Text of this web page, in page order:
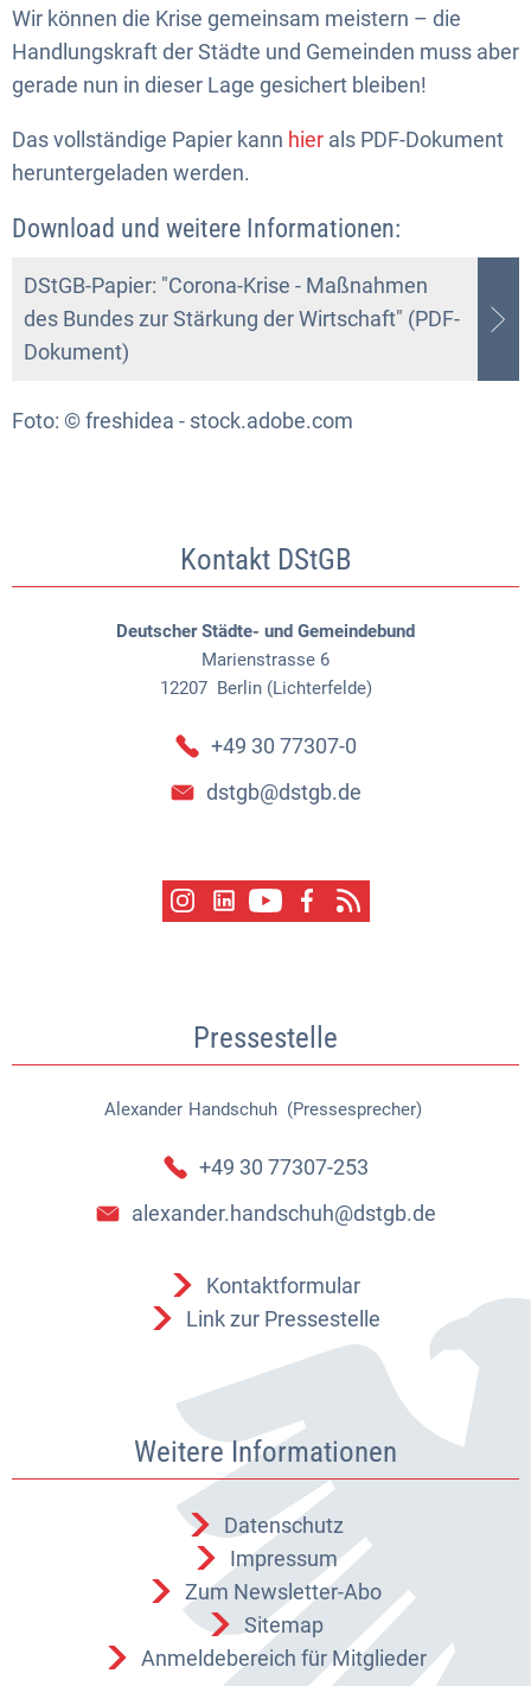
Wir können die Krise gemeinsam meistern – die
Handlungskraft der Städte und Gemeinden muss aber
gerade nun in dieser Lage gesichert bleiben!
Das vollständige Papier kann hier als PDF-Dokument
heruntergeladen werden.
Download und weitere Informationen:
DStGB-Papier: "Corona-Krise - Maßnahmen
des Bundes zur Stärkung der Wirtschaft" (PDF-
Dokument)
Foto: © freshidea - stock.adobe.com
Kontakt DStGB
Deutscher Städte- und Gemeindebund
Marienstrasse 6
12207 Berlin (Lichterfelde)
+49 30 77307-0
dstgb@dstgb.de
Pressestelle
Alexander Handschuh (Pressesprecher)
Alexander Handschuh
+49 30 77307-253
alexander.handschuh@dstgb.de
Kontaktformular
Link zur Pressestelle
Weitere Informationen
Datenschutz
Impressum
Zum Newsletter-Abo
Sitemap
Anmeldebereich für Mitglieder